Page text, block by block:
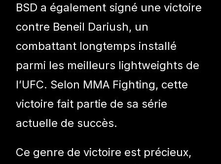
BSD a également signé une victoire
contre Beneil Dariush, un
combattant longtemps installé
parmi les meilleurs lightweights de
l’UFC. Selon MMA Fighting, cette
victoire fait partie de sa série
actuelle de succès.
Ce genre de victoire est précieux,